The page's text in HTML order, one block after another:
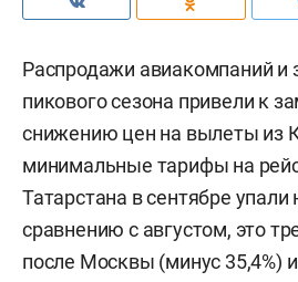
Распродажи авиакомпаний и
пикового сезона привели к
снижению цен на вылеты из
минимальные тарифы на
Татарстана в сентябре упали
сравнению с августом, это
после Москвы (минус 35,4%)